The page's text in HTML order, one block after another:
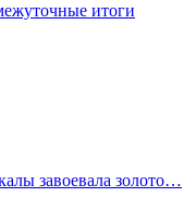
итоги
завоевала золото…